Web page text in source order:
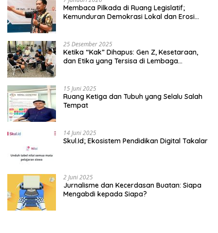
Membaca Pilkada di Ruang Legislatif;
Kemunduran Demokrasi Lokal dan Erosi
25 Desember 2025
Ketika “Kak” Dihapus: Gen Z, Kesetaraan,
dan Etika yang Tersisa di Lembaga
15 Juni 2025
Ruang Ketiga dan Tubuh yang Selalu Salah
Tempat
14 Juni 2025
Skul.Id; Ekosistem Pendidikan Digital Takalar
2 Juni 2025
Jurnalisme dan Kecerdasan Buatan: Siapa
Mengabdi kepada Siapa?